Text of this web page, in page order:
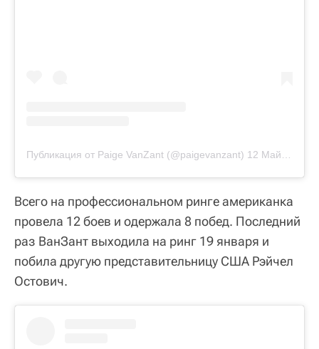
Публикация от Paige VanZant (@paigevanzant) 12 Май 2018 в 1:11 PDT
Всего на профессиональном ринге американка
провела 12 боев и одержала 8 побед. Последний
раз ВанЗант выходила на ринг 19 января и
побила другую представительницу США Рэйчел
Остович.